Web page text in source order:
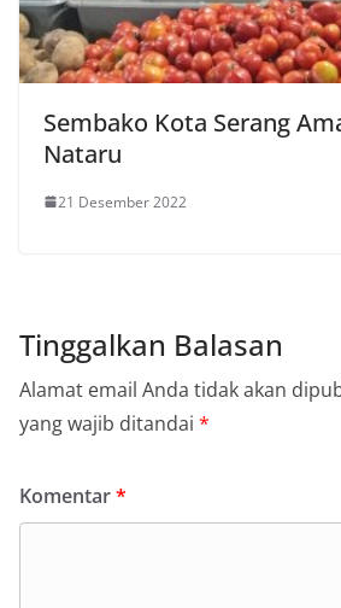
Sembako Kota Serang
Nataru
21 Desember 2022
Tinggalkan Balasan
Alamat email Anda tidak akan
yang wajib ditandai *
Komentar*